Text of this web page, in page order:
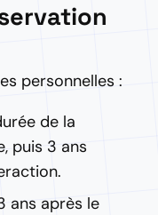
personnelles :
de la
puis 3 ans
ans après le